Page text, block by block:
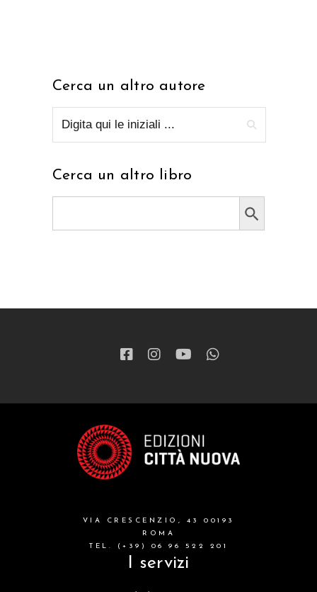
Cerca un altro autore
Cerca un altro libro
Search Button
VIA CRESCENZIO, 43 00193
ROMA
TEL. (+39) 06 96 522 201
I servizi